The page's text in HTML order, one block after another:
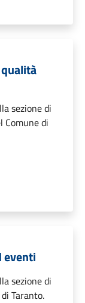
sezione di
Comune di
eventi
sezione di
Taranto.